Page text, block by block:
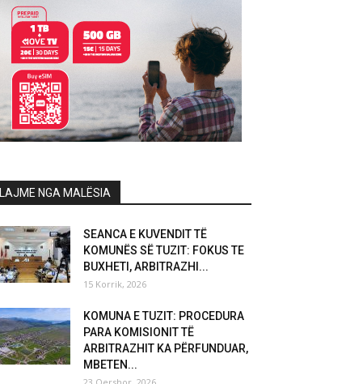
LAJME NGA MALËSIA
SEANCA E KUVENDIT TË
KOMUNËS SË TUZIT: FOKUS TE
BUXHETI, ARBITRAZHI...
15 Korrik, 2026
KOMUNA E TUZIT: PROCEDURA
PARA KOMISIONIT TË
ARBITRAZHIT KA PËRFUNDUAR,
MBETEN...